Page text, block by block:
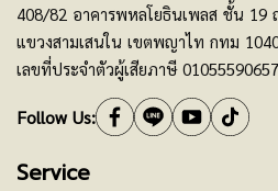
408/82 อาคารพหลโยธินเพลส ชั้น 19
แขวงสามเสนใน เขตพญาไท กทม
เลขที่ประจำตัวผู้เสียภาษี
Follow Us:
Service